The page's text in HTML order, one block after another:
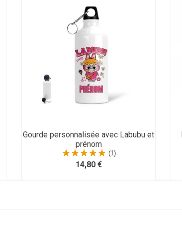
Gourde personnalisée avec Labubu et
prénom
(1)
14,80 €